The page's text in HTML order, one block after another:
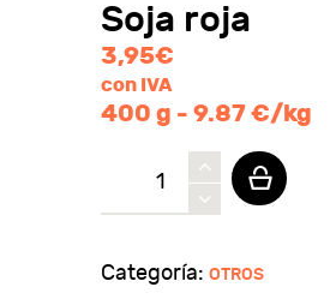
Soja roja
3,95€
con IVA
400 g - 9.87 €/kg
Categoría: OTROS